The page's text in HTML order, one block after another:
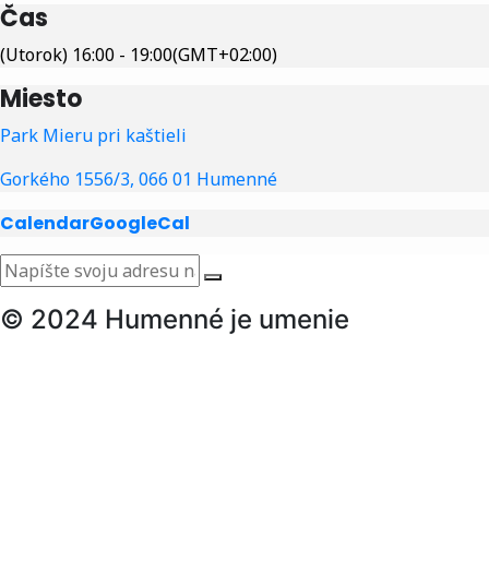
Čas
(Utorok) 16:00 - 19:00(GMT+02:00)
Miesto
Park Mieru pri kaštieli
Gorkého 1556/3, 066 01 Humenné
CalendarGoogleCal
© 2024 Humenné je umenie